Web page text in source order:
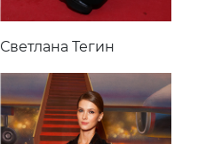
Светлана Тегин